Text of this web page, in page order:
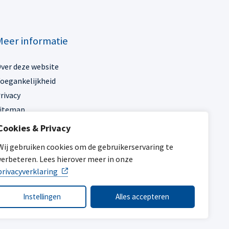
& Privacy
gebruiken cookies om de gebruikerservaring te
Lees hierover meer in onze
Instellingen Alles accepteren
informatie
deze website
gemeente